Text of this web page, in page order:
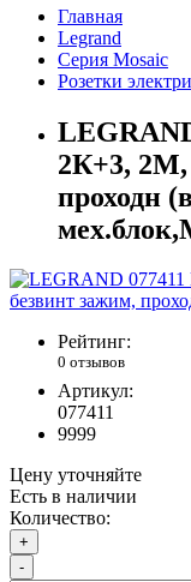
Главная
Legrand
Серия Mosaic
Розетки
2К+3, 2М,
проходн
Рейтинг:
0 отзывов
Артикул:
077411
9999
Цену уточняйте
Есть в наличии
Количество:
+
-